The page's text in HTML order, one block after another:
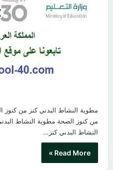
مطوية النشاط البدني كنز من كنوز
من كنوز الصحة مطوية النشاط
النشاط البدني كنز…
Read More »